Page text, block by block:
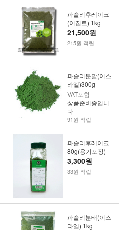
파슬리후레이크
(이집트) 1kg
21,500원
215원 적립
파슬리분말(이스
라엘)300g
VAT포함
상품준비중입니
다
91원 적립
파슬리후레이크
80g(용기포장)
3,300원
33원 적립
파슬리분태(이스
라엘) 1kg